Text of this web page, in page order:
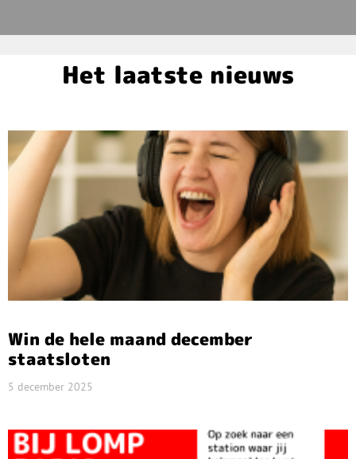
Het laatste nieuws
Win de hele maand december
staatsloten
5 december 2025